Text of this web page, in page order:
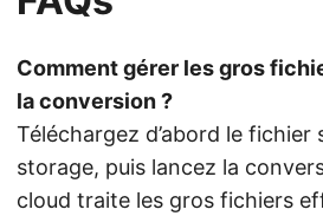
Comment gérer les gros
la conversion ?
Téléchargez d’abord le fichier
storage, puis lancez la
cloud traite les gros fichiers